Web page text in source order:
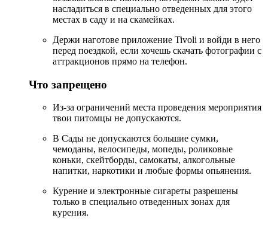
насладиться в специально отведенных для этого
местах в саду и на скамейках.
Держи наготове приложение Tivoli и войди в него
перед поездкой, если хочешь скачать фотографии с
аттракционов прямо на телефон.
Что запрещено
Из-за ограничений места проведения мероприятия
твои питомцы не допускаются.
В Сады не допускаются большие сумки,
чемоданы, велосипеды, мопеды, роликовые
коньки, скейтборды, самокаты, алкогольные
напитки, наркотики и любые формы опьянения.
Курение и электронные сигареты разрешены
только в специально отведенных зонах для
курения.